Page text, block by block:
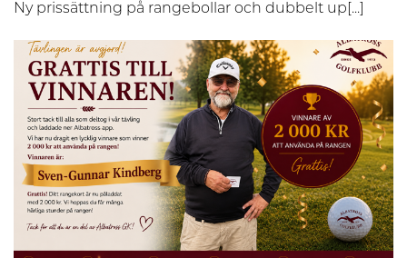
Ny prissättning på rangebollar och dubbelt up[...]